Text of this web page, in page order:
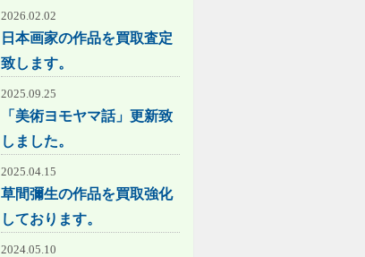
2026.02.02
日本画家の作品を買取査定
致します。
2025.09.25
「美術ヨモヤマ話」更新致
しました。
2025.04.15
草間彌生の作品を買取強化
しております。
2024.05.10